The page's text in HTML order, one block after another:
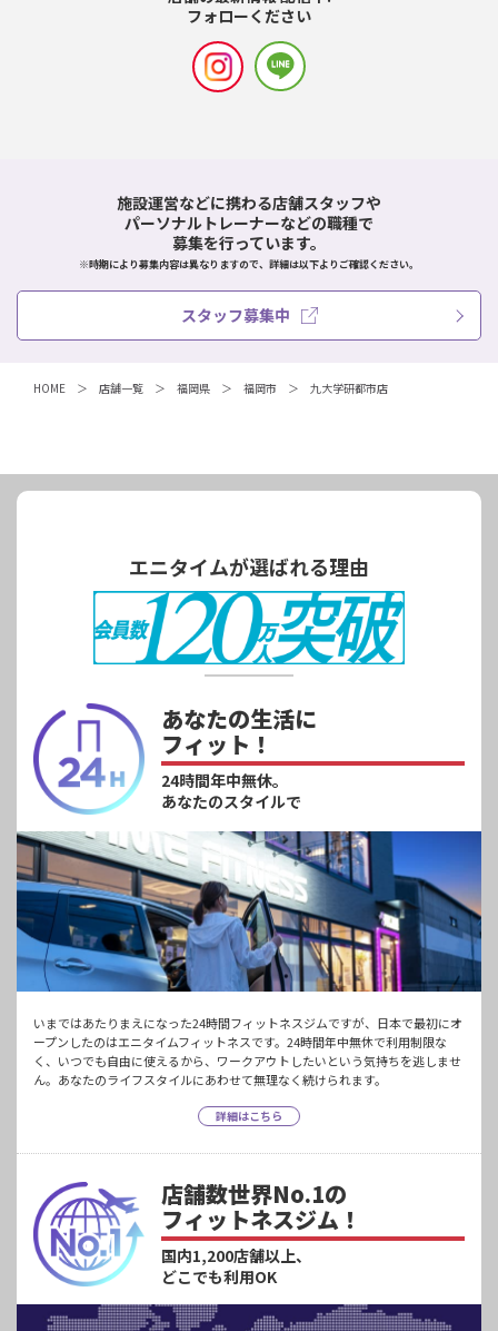
フォローください
施設運営などに携わる店舗スタッフや
パーソナルトレーナーなどの職種で
募集を行っています。
※時期により募集内容は異なりますので、詳細は以下よりご確認ください。
スタッフ募集中
HOME 店舗一覧 福岡県 福岡市 九大学研都市店
エニタイムが選ばれる理由
あなたの生活に
フィット！
24時間年中無休。
あなたのスタイルで
いまではあたりまえになった24時間フィットネスジムですが、日本で最初にオ
ープンしたのはエニタイムフィットネスです。24時間年中無休で利用制限な
く、いつでも自由に使えるから、ワークアウトしたいという気持ちを逃しませ
ん。あなたのライフスタイルにあわせて無理なく続けられます。
詳細はこちら
店舗数世界No.1の
フィットネスジム！
国内1,200店舗以上、
どこでも利用OK